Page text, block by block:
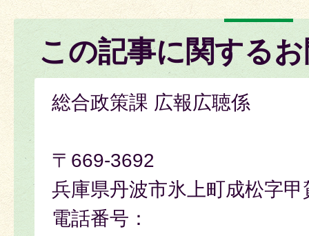
この記事に関する
総合政策課 広報広聴係
〒669-3692
兵庫県丹波市氷上町成松字甲
電話番号：